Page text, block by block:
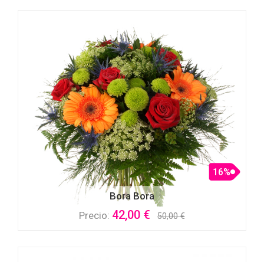
Bora Bora
16%
Precio: 42,00 € 50,00 €